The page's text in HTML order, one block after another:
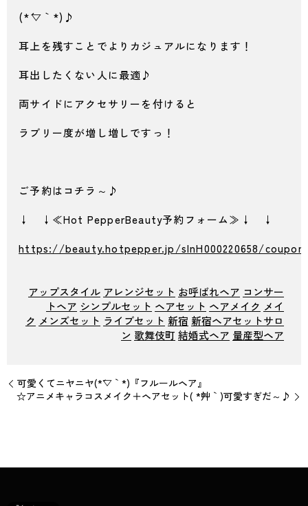
(*´▽｀*)♪
耳上を残すことでよりカジュアルになります！
耳出したくない人に最適♪
両サイドにアクセサリーを付けると
ラブリー度が増し増しですっ！
ご予約はコチラ～♪
↓ ↓≪Hot PepperBeauty予約フォーム≫↓ ↓
https://beauty.hotpepper.jp/slnH000220658/
アップスタイル アレンジセット お呼ばれヘア コンサー
トヘア シンプルセット ヘアセット ヘアメイク メイ
ク メンズセット ライブセット 新宿 新宿ヘアセットサロ
ン 歌舞伎町 結婚式ヘア 量産型ヘア
可愛くてニヤニヤ(*´▽｀*)『フルールヘア』
☆アニメキャラコスメイク＋ヘアセット( *´艸｀)可愛すぎだ～♪